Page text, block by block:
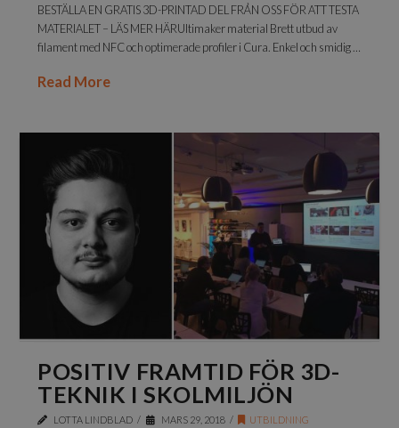
BESTÄLLA EN GRATIS 3D-PRINTAD DEL FRÅN OSS FÖR ATT TESTA
MATERIALET – LÄS MER HÄRUltimaker material Brett utbud av
filament med NFC och optimerade profiler i Cura. Enkel och smidig …
Read More
POSITIV FRAMTID FÖR 3D-
TEKNIK I SKOLMILJÖN
LOTTA LINDBLAD MARS 29, 2018 UTBILDNING